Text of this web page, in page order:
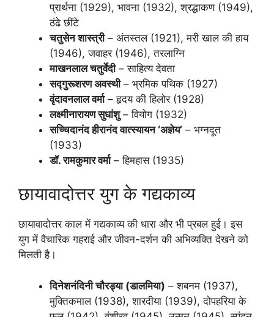
प्रार्थना (1929), भावना (1932), श्रद्धाकण (1949),
ठंढे छींटे
चतुसेन शास्त्री– अंतस्तल (1921), मरी खाल की हाय
(1946), जवाहर (1946), तरलाग्नि
माखनलाल चतुर्वेदी– साहित्य देवता
सद्गुरूशरण अवस्थी– भ्रमिक पथिक (1927)
वृंदावनलाल वर्मा– हृदय की हिलोर (1928)
लक्ष्मीनारायण सुधांशु– वियोग (1932)
सच्चिदानंद हीरानंद वात्स्यायन ‘अज्ञेय’ – भग्नदूत
(1933)
डॉ. रामकुमार वर्मा– हिमहास (1935)
छायावादोत्तर युग के गद्यकाव्य
छायावादोत्तर काल में गद्यकाव्य की धारा और भी प्रबल हुई। इस
युग में वैचारिक गहराई और जीवन-दर्शन की अभिव्यक्ति देखने को
मिलती है।
दिनेशनंदिनी चौरड्या (डालमिया) – शबनम (1937),
मुक्तिकमाल (1938), शारदीया (1939), दोपहरिया के